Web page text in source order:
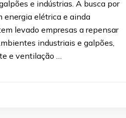
e indústrias. A busca por
energia elétrica e ainda
levado empresas a repensar
industriais e galpões,
e ventilação …